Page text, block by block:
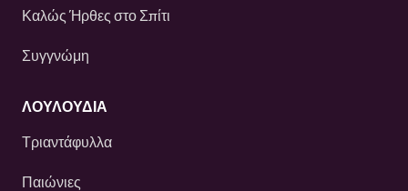
Καλώς Ήρθες στο Σπίτι
Συγγνώμη
ΛΟΥΛΟΎΔΙΑ
Τριαντάφυλλα
Παιώνιες